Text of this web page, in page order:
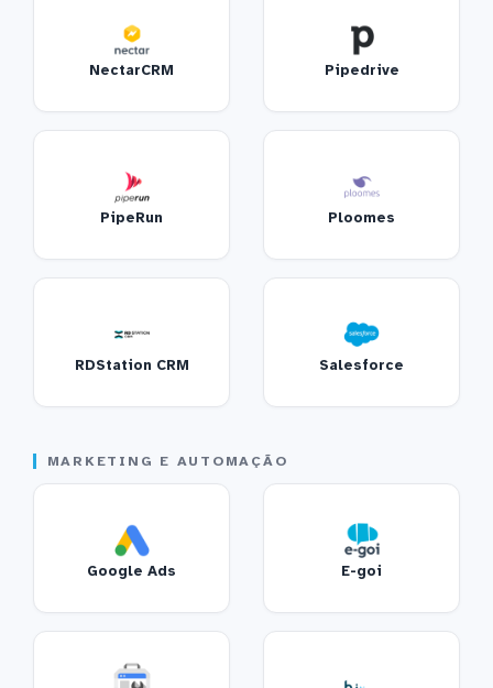
NectarCRM Pipedrive
PipeRun Ploomes
RDStation CRM Salesforce
MARKETING E AUTOMAÇÃO
Google Ads E-goi